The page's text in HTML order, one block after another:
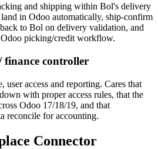
and shipping within Bol's delivery
in Odoo automatically, ship-confirm
to Bol on delivery validation, and
picking/credit workflow.
finance controller
user access and reporting. Cares that
with proper access rules, that the
Odoo 17/18/19, and that
reconcile for accounting.
Connector